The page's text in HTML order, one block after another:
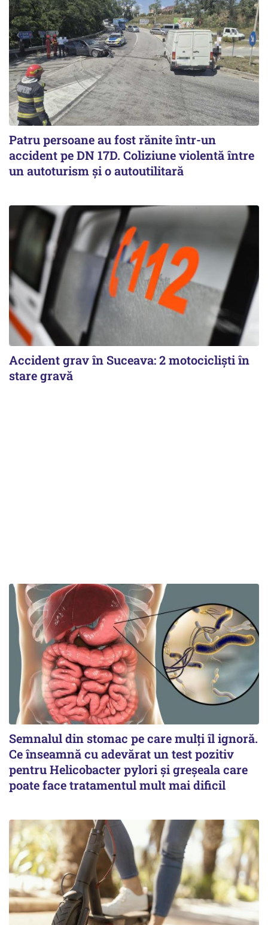
Patru persoane au fost rănite într-un
accident pe DN 17D. Coliziune violentă între
un autoturism și o autoutilitară
Accident grav în Suceava: 2 motocicliști în
stare gravă
Semnalul din stomac pe care mulți îl ignoră.
Ce înseamnă cu adevărat un test pozitiv
pentru Helicobacter pylori și greșeala care
poate face tratamentul mult mai dificil